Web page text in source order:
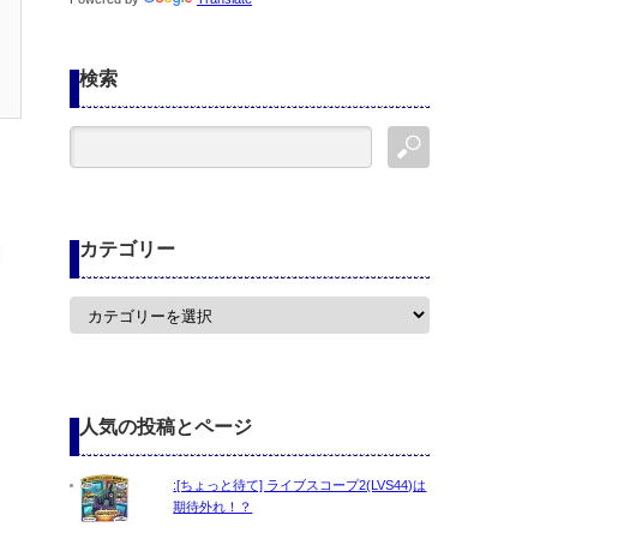
検索
カテゴリー
カ
人気の投稿とページ
:[ちょっと待て] ライブスコープ2(LVS44)は
期待外れ！？